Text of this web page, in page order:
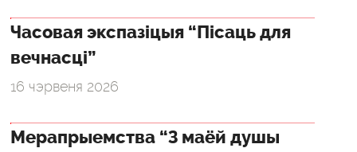
Часовая экспазіцыя “Пісаць для
вечнасці”
16 чэрвеня 2026
Мерапрыемства “З маёй душы